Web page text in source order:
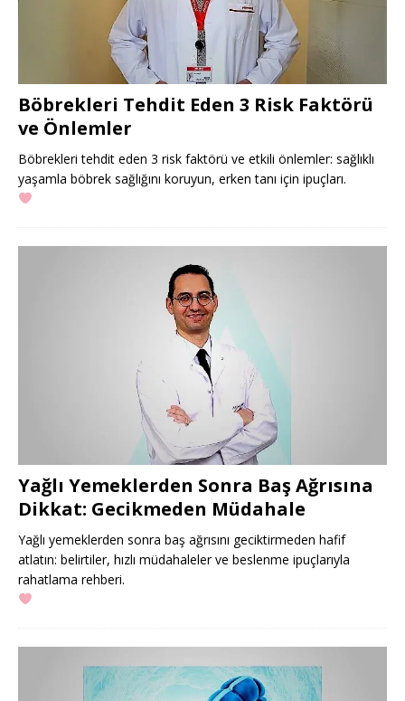
Böbrekleri Tehdit Eden 3 Risk Faktörü
ve Önlemler
Böbrekleri tehdit eden 3 risk faktörü ve etkili önlemler: sağlıklı
yaşamla böbrek sağlığını koruyun, erken tanı için ipuçları.
Yağlı Yemeklerden Sonra Baş Ağrısına
Dikkat: Gecikmeden Müdahale
Yağlı yemeklerden sonra baş ağrısını geciktirmeden hafif
atlatın: belirtiler, hızlı müdahaleler ve beslenme ipuçlarıyla
rahatlama rehberi.